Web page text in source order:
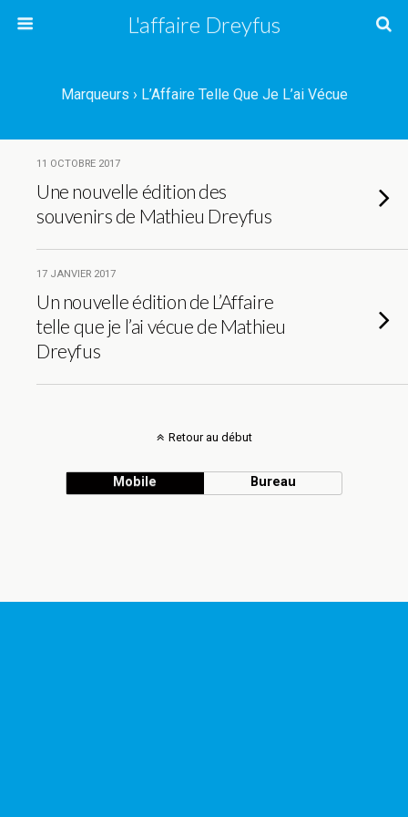
L'affaire Dreyfus
Marqueurs › L’Affaire Telle Que Je L’ai Vécue
11 OCTOBRE 2017
Une nouvelle édition des
souvenirs de Mathieu Dreyfus
17 JANVIER 2017
Un nouvelle édition de L’Affaire
telle que je l’ai vécue de Mathieu
Dreyfus
Retour au début
Mobile Bureau